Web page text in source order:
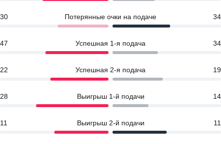
30 Потерянные очки на подаче 34
47 Успешная 1-я подача 34
22 Успешная 2-я подача 19
28 Выигрыш 1-й подачи 14
11 Выигрыш 2-й подачи 11